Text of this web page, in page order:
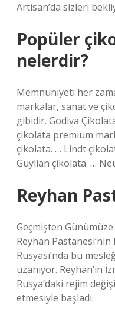
Artisan’da sizleri
Popüler
nelerdir?
Memnuniyeti her
markalar, sanat ve
gibidir. Godiva
çikolata premium
çikolata. … Lindt
Guylian çikolata. …
Reyhan
Geçmişten
Reyhan
Rusyası’nda bu
uzanıyor. Reyhan’ın
Rusya’daki rejim
etmesiyle başladı.